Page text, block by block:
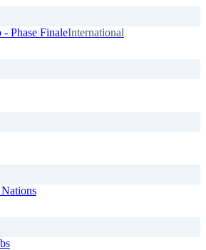
Phase FinaleInternational